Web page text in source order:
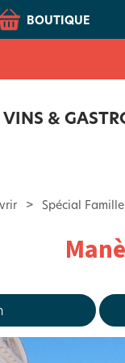
BOUTIQUE
VINS &
> Spécial Famille